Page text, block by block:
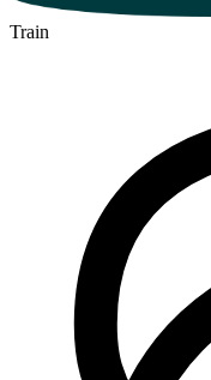
Train